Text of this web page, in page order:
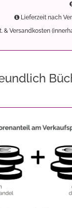
Lieferzeit nach
& Versandkosten